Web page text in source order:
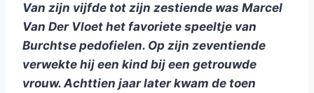
Van zijn vijfde tot zijn zestiende was Marcel
Van Der Vloet het favoriete speeltje van
Burchtse pedofielen. Op zijn zeventiende
verwekte hij een kind bij een getrouwde
vrouw. Achttien jaar later kwam de toen